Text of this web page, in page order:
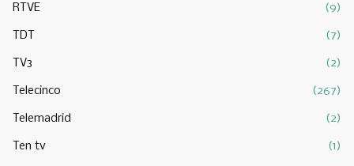
RTVE (9)
TDT (7)
TV3 (2)
Telecinco (267)
Telemadrid (2)
Ten tv (1)